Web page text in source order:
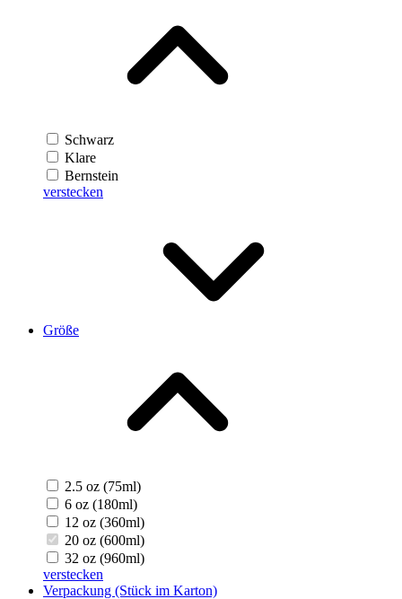
Schwarz
Klare
Bernstein
verstecken
Größe
2.5 oz (75ml)
6 oz (180ml)
12 oz (360ml)
20 oz (600ml)
32 oz (960ml)
verstecken
Verpackung (Stück im Karton)